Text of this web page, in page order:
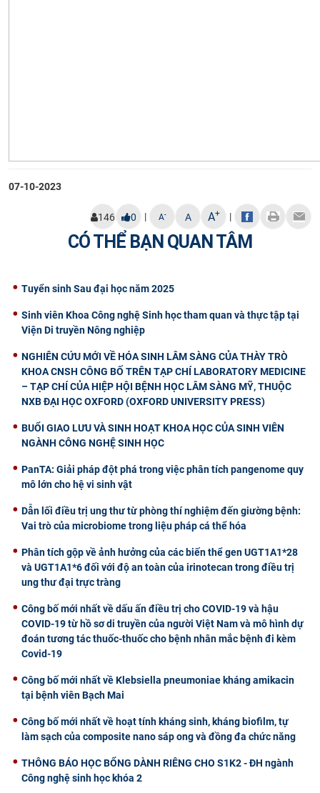
07-10-2023
146 0 | A- A A+ |
CÓ THỂ BẠN QUAN TÂM
Tuyển sinh Sau đại học năm 2025
Sinh viên Khoa Công nghệ Sinh học tham quan và thực tập tại
Viện Di truyền Nông nghiệp
NGHIÊN CỨU MỚI VỀ HÓA SINH LÂM SÀNG CỦA THÀY TRÒ
KHOA CNSH CÔNG BỐ TRÊN TẠP CHÍ LABORATORY MEDICINE
– TẠP CHÍ CỦA HIỆP HỘI BỆNH HỌC LÂM SÀNG MỸ, THUỘC
NXB ĐẠI HỌC OXFORD (OXFORD UNIVERSITY PRESS)
BUỔI GIAO LƯU VÀ SINH HOẠT KHOA HỌC CỦA SINH VIÊN
NGÀNH CÔNG NGHỆ SINH HỌC
PanTA: Giải pháp đột phá trong việc phân tích pangenome quy
mô lớn cho hệ vi sinh vật
Dẫn lối điều trị ung thư từ phòng thí nghiệm đến giường bệnh:
Vai trò của microbiome trong liệu pháp cá thể hóa
Phân tích gộp về ảnh hưởng của các biến thể gen UGT1A1*28
và UGT1A1*6 đối với độ an toàn của irinotecan trong điều trị
ung thư đại trực tràng
Công bố mới nhất về dấu ấn điều trị cho COVID-19 và hậu
COVID-19 từ hồ sơ di truyền của người Việt Nam và mô hình dự
đoán tương tác thuốc-thuốc cho bệnh nhân mắc bệnh đi kèm
Covid-19
Công bố mới nhất về Klebsiella pneumoniae kháng amikacin
tại bệnh viên Bạch Mai
Công bố mới nhất về hoạt tính kháng sinh, kháng biofilm, tự
làm sạch của composite nano sáp ong và đồng đa chức năng
THÔNG BÁO HỌC BỔNG DÀNH RIÊNG CHO S1K2 - ĐH ngành
Công nghệ sinh học khóa 2